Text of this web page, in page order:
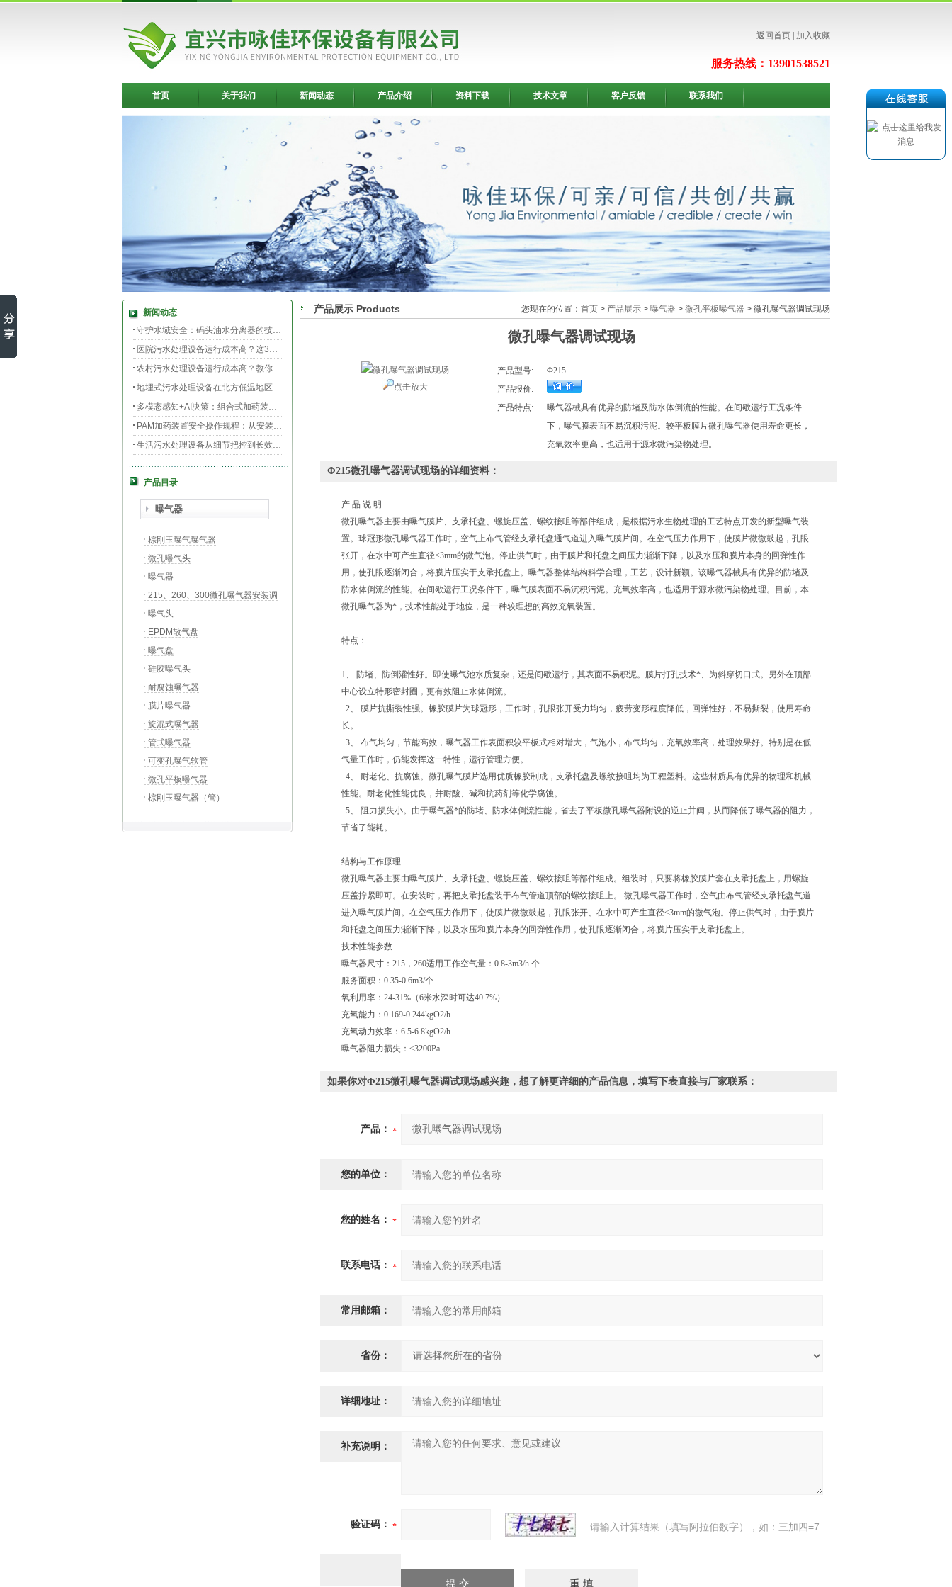
返回首页 加入收藏
服务热线：13901538521
首页 关于我们 新闻动态 产品介绍 资料下载 技术文章 客户反馈 联系我们
新闻动态
守护水域安全：码头油水分离器的技术升级与效能提升
医院污水处理设备运行成本高？这3个环节最烧钱
农村污水处理设备运行成本高？教你三招轻松降低运维费用！
地埋式污水处理设备在北方低温地区的运行稳定性：挑战与对策
多模态感知+AI决策：组合式加药装置的智能运维新范式
PAM加药装置安全操作规程：从安装到运维的全流程规范
生活污水处理设备从细节把控到长效运行的全流程指南
膜片曝气器安装指南，从池底准备到运行测试
PAC加药装置工业水处理的“化学魔法师”
产品目录
曝气器
棕刚玉曝气曝气器
微孔曝气头
曝气器
215、260、300微孔曝气器安装调
试现场
曝气头
EPDM散气盘
曝气盘
硅胶曝气头
耐腐蚀曝气器
膜片曝气器
旋混式曝气器
管式曝气器
可变孔曝气软管
微孔平板曝气器
棕刚玉曝气器（管）
产品展示 Products 您现在的位置： 首页 > 产品展示 > 曝气器 > 微孔平板曝气器 > 微孔曝气器调试现场
微孔曝气器调试现场
点击放大
产品型号:
Φ215
产品报价:
产品特点:
曝气器械具有优异的防堵及防水体倒流的性能。在间歇运行工况条件
下，曝气膜表面不易沉积污泥。较平板膜片微孔曝气器使用寿命更长，
充氧效率更高，也适用于源水微污染物处理。
Φ215微孔曝气器调试现场的详细资料：
产 品 说 明
微孔曝气器主要由曝气膜片、支承托盘、螺旋压盖、螺纹接咀等部件组成，是根据污水生物处理的工艺特点开发的新型曝气装
置。球冠形微孔曝气器工作时，空气上布气管经支承托盘通气道进入曝气膜片间。在空气压力作用下，使膜片微微鼓起，孔眼
张开，在水中可产生直径≤3mm的微气泡。停止供气时，由于膜片和托盘之间压力渐渐下降，以及水压和膜片本身的回弹性作
用，使孔眼逐渐闭合，将膜片压实于支承托盘上。曝气器整体结构科学合理，工艺，设计新颖。该曝气器械具有优异的防堵及
防水体倒流的性能。在间歇运行工况条件下，曝气膜表面不易沉积污泥。充氧效率高，也适用于源水微污染物处理。目前，本
微孔曝气器为*，技术性能处于地位，是一种较理想的高效充氧装置。
特点：
1、 防堵、防倒灌性好。即使曝气池水质复杂，还是间歇运行，其表面不易积泥。膜片打孔技术*、为斜穿切口式。另外在顶部
中心设立特形密封圈，更有效阻止水体倒流。
2、 膜片抗撕裂性强。橡胶膜片为球冠形，工作时，孔眼张开受力均匀，疲劳变形程度降低，回弹性好，不易撕裂，使用寿命
长。
3、 布气均匀，节能高效，曝气器工作表面积较平板式相对增大，气泡小，布气均匀，充氧效率高，处理效果好。特别是在低
气量工作时，仍能发挥这一特性，运行管理方便。
4、 耐老化、抗腐蚀。微孔曝气膜片选用优质橡胶制成，支承托盘及螺纹接咀均为工程塑料。这些材质具有优异的物理和机械
性能。耐老化性能优良，并耐酸、碱和抗药剂等化学腐蚀。
5、 阻力损失小。由于曝气器*的防堵、防水体倒流性能，省去了平板微孔曝气器附设的逆止并阀，从而降低了曝气器的阻力，
节省了能耗。
结构与工作原理
微孔曝气器主要由曝气膜片、支承托盘、螺旋压盖、螺纹接咀等部件组成。组装时，只要将橡胶膜片套在支承托盘上，用螺旋
压盖拧紧即可。在安装时，再把支承托盘装于布气管道顶部的螺纹接咀上。 微孔曝气器工作时，空气由布气管经支承托盘气道
进入曝气膜片间。在空气压力作用下，使膜片微微鼓起，孔眼张开、在水中可产生直径≤3mm的微气泡。停止供气时，由于膜片
和托盘之间压力渐渐下降，以及水压和膜片本身的回弹性作用，使孔眼逐渐闭合，将膜片压实于支承托盘上。
技术性能参数
曝气器尺寸：215，260适用工作空气量：0.8-3m3/h.个
服务面积：0.35-0.6m3/个
氧利用率：24-31%（6米水深时可达40.7%）
充氧能力：0.169-0.244kgO2/h
充氧动力效率：6.5-6.8kgO2/h
曝气器阻力损失：≤3200Pa
如果你对Φ215微孔曝气器调试现场感兴趣，想了解更详细的产品信息，填写下表直接与厂家联系：
产品：
您的单位：
您的姓名：
联系电话：
常用邮箱：
省份：
详细地址：
补充说明：
验证码： 请输入计算结果（填写阿拉伯数字），如：三加四=7